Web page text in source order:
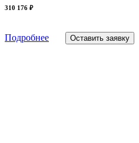
310 176 ₽
Подробнее Оставить заявку